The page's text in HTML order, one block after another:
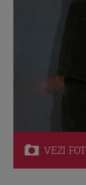
VEZI